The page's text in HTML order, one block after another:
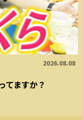
2026.08.08
てますか？